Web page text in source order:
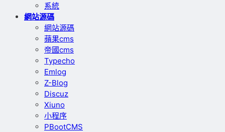
系統
網站源碼
網站源碼
蘋果cms
帝國cms
Typecho
Emlog
Z-Blog
Discuz
Xiuno
小程序
PBootCMS